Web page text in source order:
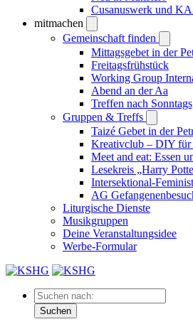
Cusanuswerk und
mitmachen
Gemeinschaft finden
Mittagsgebet in der
Freitagsfrühstück
Working Group
Abend an der Aa
Treffen nach
Gruppen & Treffs
Taizé Gebet in der
Kreativclub – DIY für
Meet and eat: Essen
Lesekreis „Harry
Intersektional-
AG
Liturgische Dienste
Musikgruppen
Deine Veranstaltungsidee
Werbe-Formular
Suchen